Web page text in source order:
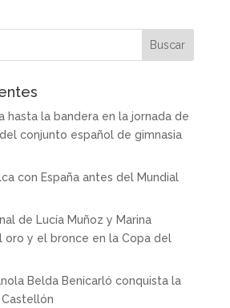
hasta la bandera en la jornada de
conjunto español de gimnasia
con España antes del Mundial
de Lucía Muñoz y Marina
oro y el bronce en la Copa del
Belda Benicarló conquista la